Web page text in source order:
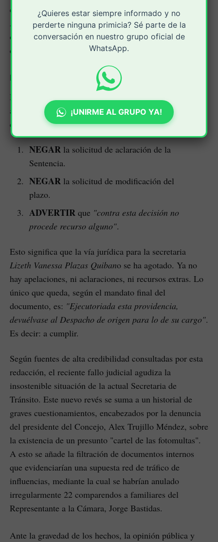
concejal de Popayán,José Luis Diago Franco: la
Alcaldía ha estado omitiendo deliberadamente una
obligación legal clara para mantener vigentes cobros
que ya no deberían existir.
Decisión definitiva: "No procede recurso"
La parte resolutiva del Auto es devastadora para las
aspiraciones de dilación de la Secretaría. El Tribunal
dispuso:
NEGARla solicitud de aclaración de la
Sentencia.
NEGARla solicitud de modificación del
plazo.
ADVERTIRque "contra esta decisión no
procede recurso alguno".
Esto significa que la vía jurídica para la secretaria
Lizeth Vanessa Plazas Quibano se ha agotado. Ya no
hay apelaciones, ni aclaraciones, ni recursos extras. Lo
único que queda, según el mandato final del
documento, es: "Ejecutoriada esta providencia,
devuélvase al Despacho de origen para lo de su cargo".
Es decir: a cumplir.
Según fuentes de alta credibilidad consultadas por esta
redacción, el reciente fallo judicial agudiza la
insostenible situación de la actual Secretaria de
Tránsito. Este nuevo revés se suma a un historial de
graves cuestionamientos, encabezados por la denuncia
del presidente del Concejo, Alex Trujillo Méndez, sobre
la existencia de un presunto "cartel de las fotomultas".
A esto se añade la filtración de documentos internos
que evidenciarían una supuesta red de tráfico de
influencias, mediante la cual se habrían anulado
irregularmente 22 comparendos a familiares del
Representante a la Cámara, Jorge Bastidas.
Ante la gravedad de los hechos, la opinión pública y
¿Quieres estar siempre informado y no
perderte ninguna primicia? Sé parte de la
conversación en nuestro grupo oficial de
WhatsApp.
¡UNIRME AL GRUPO YA!